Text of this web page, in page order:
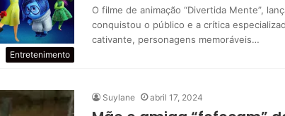
Entretenimento
O filme de animação “Divertida Mente”,
conquistou o público e a crítica
cativante, personagens memoráveis…
Suylane abril 17, 2024